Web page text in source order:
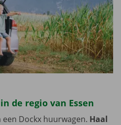
de regio van Essen
Dockx huurwagen. Haal